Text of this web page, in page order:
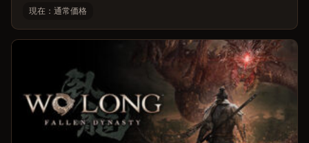
現在：通常価格